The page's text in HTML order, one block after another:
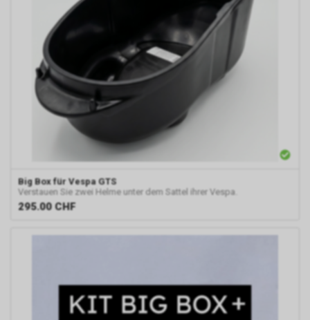
Big Box für Vespa GTS
Verstauen Sie zwei Helme unter dem Sattel ihrer Vespa.
295.00 CHF